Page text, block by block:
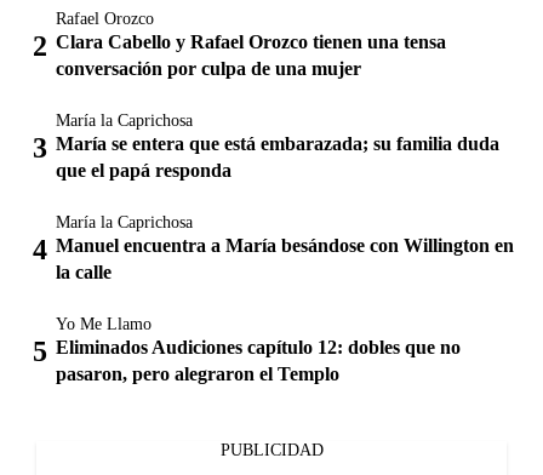
Rafael Orozco
Clara Cabello y Rafael Orozco tienen una tensa
conversación por culpa de una mujer
María la Caprichosa
María se entera que está embarazada; su familia duda
que el papá responda
María la Caprichosa
Manuel encuentra a María besándose con Willington en
la calle
Yo Me Llamo
Eliminados Audiciones capítulo 12: dobles que no
pasaron, pero alegraron el Templo
PUBLICIDAD